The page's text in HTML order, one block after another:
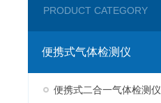
PRODUCT CATEGORY
便携式气体检测仪
便携式二合一气体检测仪